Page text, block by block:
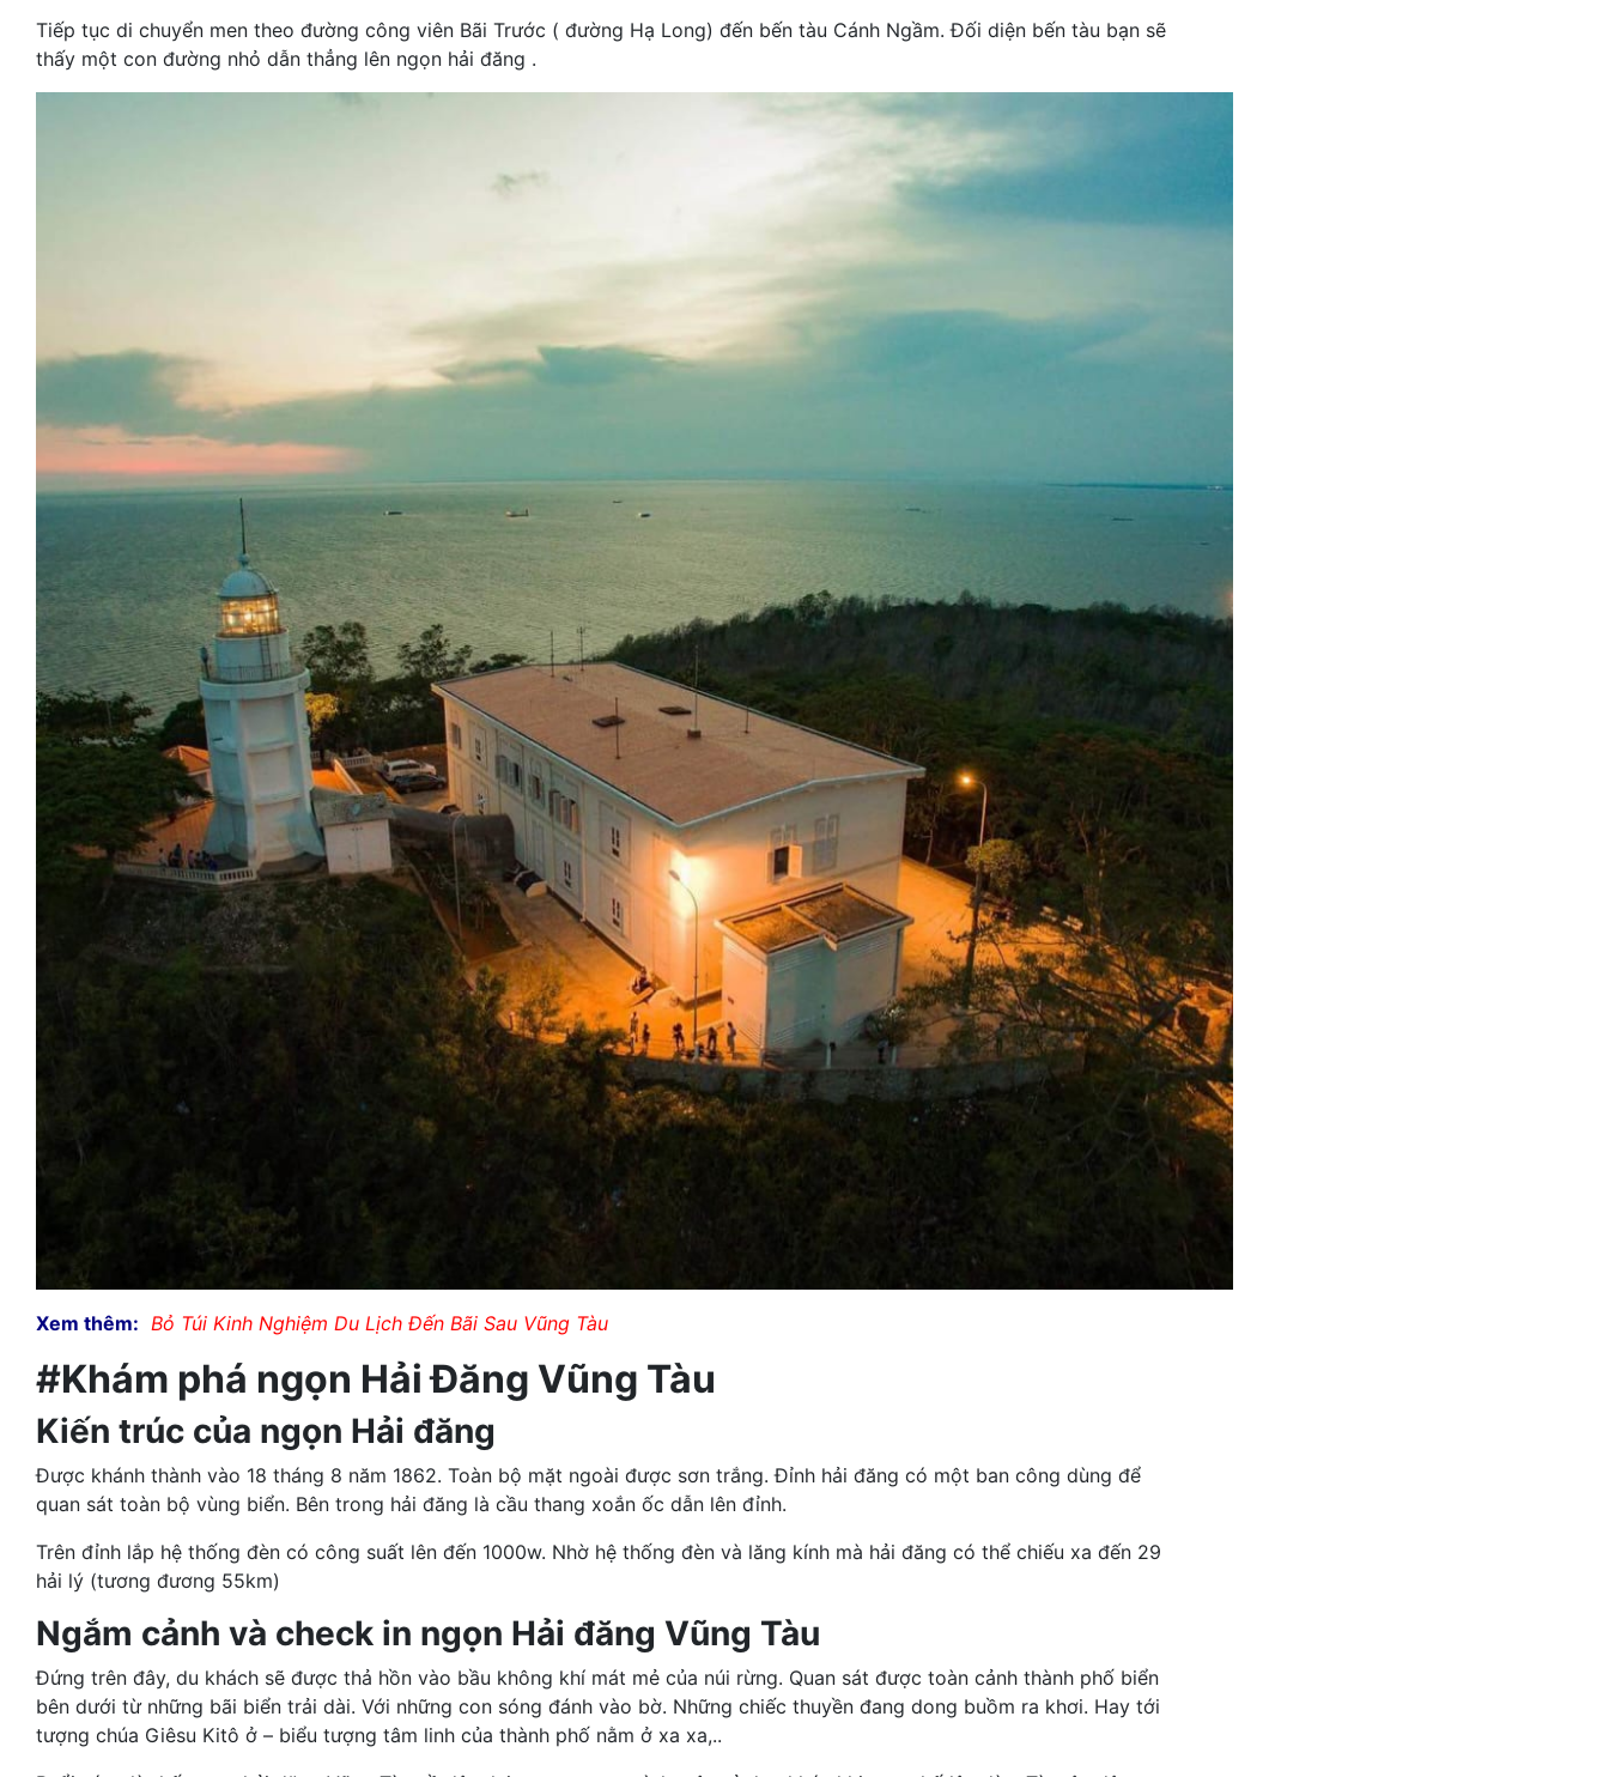
Tiếp tục di chuyển men theo đường công viên Bãi Trước ( đường Hạ Long) đến bến tàu Cánh Ngầm. Đối diện bến tàu bạn sẽ
thấy một con đường nhỏ dẫn thẳng lên ngọn hải đăng .
Xem thêm: Bỏ Túi Kinh Nghiệm Du Lịch Đến Bãi Sau Vũng Tàu
#Khám phá ngọn Hải Đăng Vũng Tàu
Kiến trúc của ngọn Hải đăng
Được khánh thành vào 18 tháng 8 năm 1862. Toàn bộ mặt ngoài được sơn trắng. Đỉnh hải đăng có một ban công dùng để
quan sát toàn bộ vùng biển. Bên trong hải đăng là cầu thang xoắn ốc dẫn lên đỉnh.
Trên đỉnh lắp hệ thống đèn có công suất lên đến 1000w. Nhờ hệ thống đèn và lăng kính mà hải đăng có thể chiếu xa đến 29
hải lý (tương đương 55km)
Ngắm cảnh và check in ngọn Hải đăng Vũng Tàu
Đứng trên đây, du khách sẽ được thả hồn vào bầu không khí mát mẻ của núi rừng. Quan sát được toàn cảnh thành phố biển
bên dưới từ những bãi biển trải dài. Với những con sóng đánh vào bờ. Những chiếc thuyền đang dong buồm ra khơi. Hay tới
tượng chúa Giêsu Kitô ở – biểu tượng tâm linh của thành phố nằm ở xa xa,..